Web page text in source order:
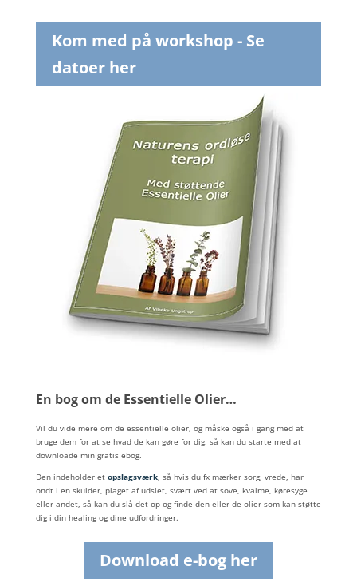
Kom med på workshop - Se
datoer her
En bog om de Essentielle Olier…
Vil du vide mere om de essentielle olier, og måske også i gang med at
bruge dem for at se hvad de kan gøre for dig, så kan du starte med at
downloade min gratis ebog.
Den indeholder et opslagsværk, så hvis du fx mærker sorg, vrede, har
ondt i en skulder, plaget af udslet, svært ved at sove, kvalme, køresyge
eller andet, så kan du slå det op og finde den eller de olier som kan støtte
dig i din healing og dine udfordringer.
Download e-bog her